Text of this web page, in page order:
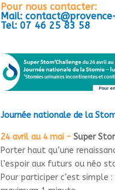
Pour nous contacter:
Mail:
Tel: 07 46 25 83 58
Journée nationale de la
24 avril au 4 mai – Super
Porter haut qu’une
l’espoir aux futurs ou néo
Pour participer c’est simple